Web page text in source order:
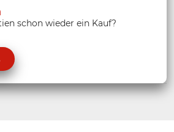
schon wieder ein Kauf?